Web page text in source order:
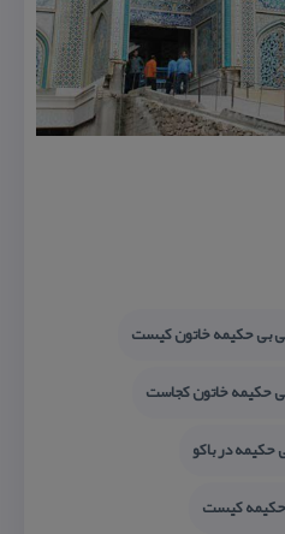
بی حكیمه خاتون كیست
حكیمه خاتون كجاست
حكیمه در باكو
كیست